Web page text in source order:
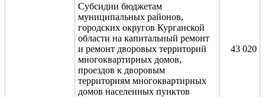
Субсидии бюджетам
муниципальных районов,
городских округов Курганской
области на капитальный ремонт
и ремонт дворовых территорий
многоквартирных домов,
проездов к дворовым
территориям многоквартирных
домов населенных пунктов
43 020